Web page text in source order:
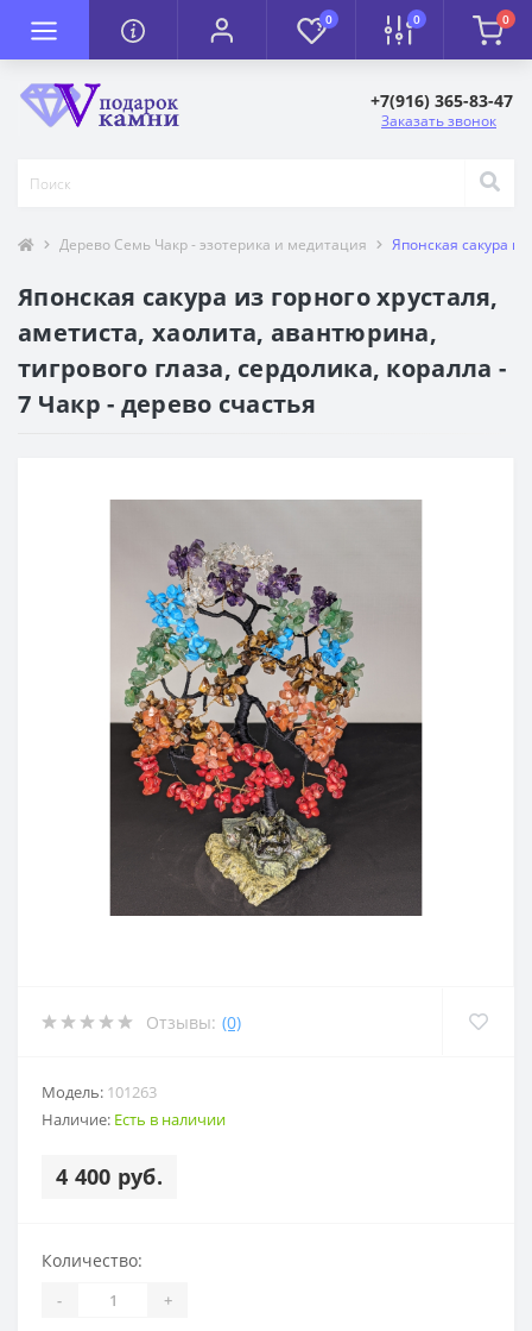
0 0 0
+7(916) 365-83-47
Заказать звонок
Дерево Семь Чакр - эзотерика и медитация Японская сакура
Японская сакура из горного хрусталя,
аметиста, хаолита, авантюрина,
тигрового глаза, сердолика, коралла -
7 Чакр - дерево счастья
Отзывы: (0)
Модель: 101263
Наличие: Есть в наличии
4 400 руб.
Количество:
- +